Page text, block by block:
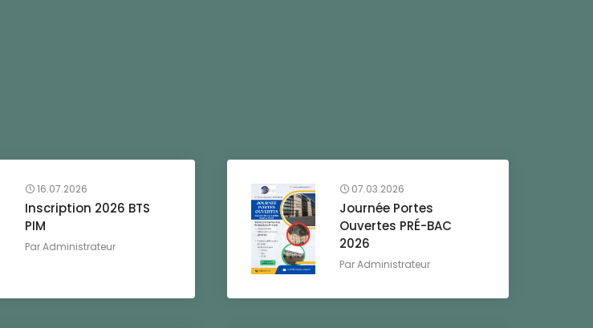
16.07.2026
Inscription 2026 BTS
PIM
ParAdministrateur
07.03.2026
Journée Portes
Ouvertes PRÉ-BAC
2026
ParAdministrateur